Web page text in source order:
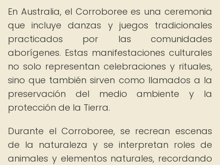
En Australia, el Corroboree es una ceremonia
que incluye danzas y juegos tradicionales
practicados por las comunidades
aborígenes. Estas manifestaciones culturales
no solo representan celebraciones y rituales,
sino que también sirven como llamados a la
preservación del medio ambiente y la
protección de la Tierra.
Durante el Corroboree, se recrean escenas
de la naturaleza y se interpretan roles de
animales y elementos naturales, recordando